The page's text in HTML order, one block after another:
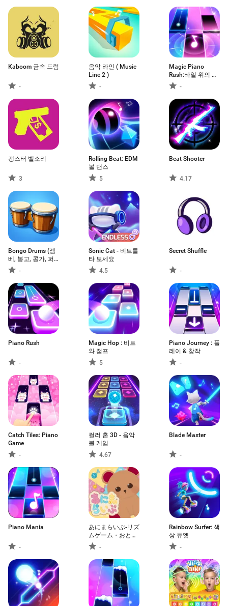
Kaboom 금속 드럼
-
음악 라인 ( Music
Line 2 )
-
Magic Piano
Rush:타일 위의 음
악
-
갱스터 벨소리
3
Rolling Beat: EDM
볼 댄스
5
Beat Shooter
4.17
Bongo Drums (젬
베, 봉고, 콩가, 퍼
커션)-
Sonic Cat - 비트를
타 보세요
4.5
Secret Shuffle
-
Piano Rush
-
Magic Hop : 비트
와 점프
5
Piano Journey : 플
레이 & 창작
-
Catch Tiles: Piano
Game
-
컬러 홉 3D - 음악
볼 게임
4.67
Blade Master
-
Piano Mania
-
あにまらいぶ-リズ
ムゲーム・おとげ
ー・達人・スプラ
ンキー
-
Rainbow Surfer: 색
상 듀엣
-